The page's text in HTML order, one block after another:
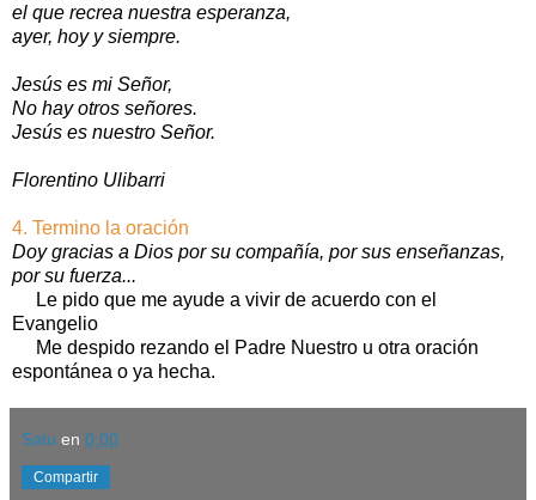
el que recrea nuestra esperanza,
ayer, hoy y siempre.
Jesús es mi Señor,
No hay otros señores.
Jesús es nuestro Señor.
Florentino Ulibarri
4. Termino la oración
Doy gracias a Dios por su compañía, por sus enseñanzas,
por su fuerza...
Le pido que me ayude a vivir de acuerdo con el
Evangelio
Me despido rezando el Padre Nuestro u otra oración
espontánea o ya hecha.
Satu en 0:00
Compartir